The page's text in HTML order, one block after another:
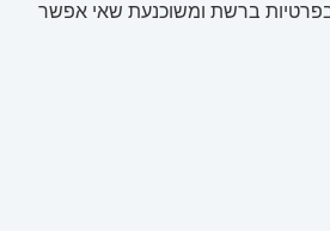
בפרטיות ברשת ומשוכנעת שאי אפשר